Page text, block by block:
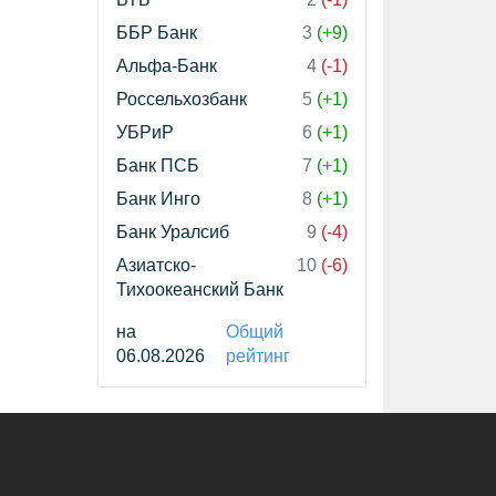
ББР Банк
3 (+9)
Альфа-Банк
4 (-1)
Россельхозбанк
5 (+1)
УБРиР
6 (+1)
Банк ПСБ
7 (+1)
Банк Инго
8 (+1)
Банк Уралсиб
9 (-4)
Азиатско-
Тихоокеанский Банк
10 (-6)
на
06.08.2026
Общий
рейтинг